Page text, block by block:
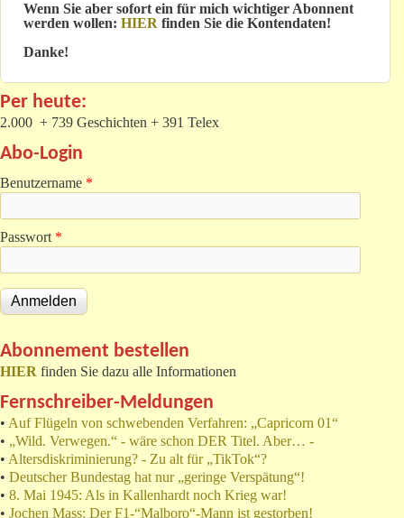
Wenn Sie aber sofort ein für mich wichtiger Abonnent
werden wollen: HIER finden Sie die Kontendaten!
Danke!
Per heute:
2.000 + 739 Geschichten + 391 Telex
Abo-Login
Benutzername *
Passwort *
Abonnement bestellen
HIER finden Sie dazu alle Informationen
Fernschreiber-Meldungen
• Auf Flügeln von schwebenden Verfahren: „Capricorn 01“
• „Wild. Verwegen.“ - wäre schon DER Titel. Aber… -
• Altersdiskriminierung? - Zu alt für „TikTok“?
• Deutscher Bundestag hat nur „geringe Verspätung“!
• 8. Mai 1945: Als in Kallenhardt noch Krieg war!
• Jochen Mass: Der F1-“Malboro“-Mann ist gestorben!